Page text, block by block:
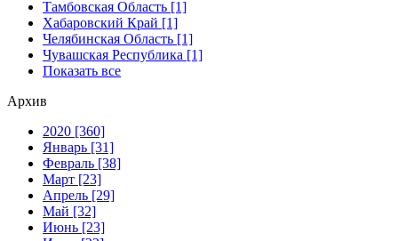
Тамбовская Область [1]
Хабаровский Край [1]
Челябинская Область [1]
Чувашская Республика [1]
Показать все
Архив
2020 [360]
Январь [31]
Февраль [38]
Март [23]
Апрель [29]
Май [32]
Июнь [23]